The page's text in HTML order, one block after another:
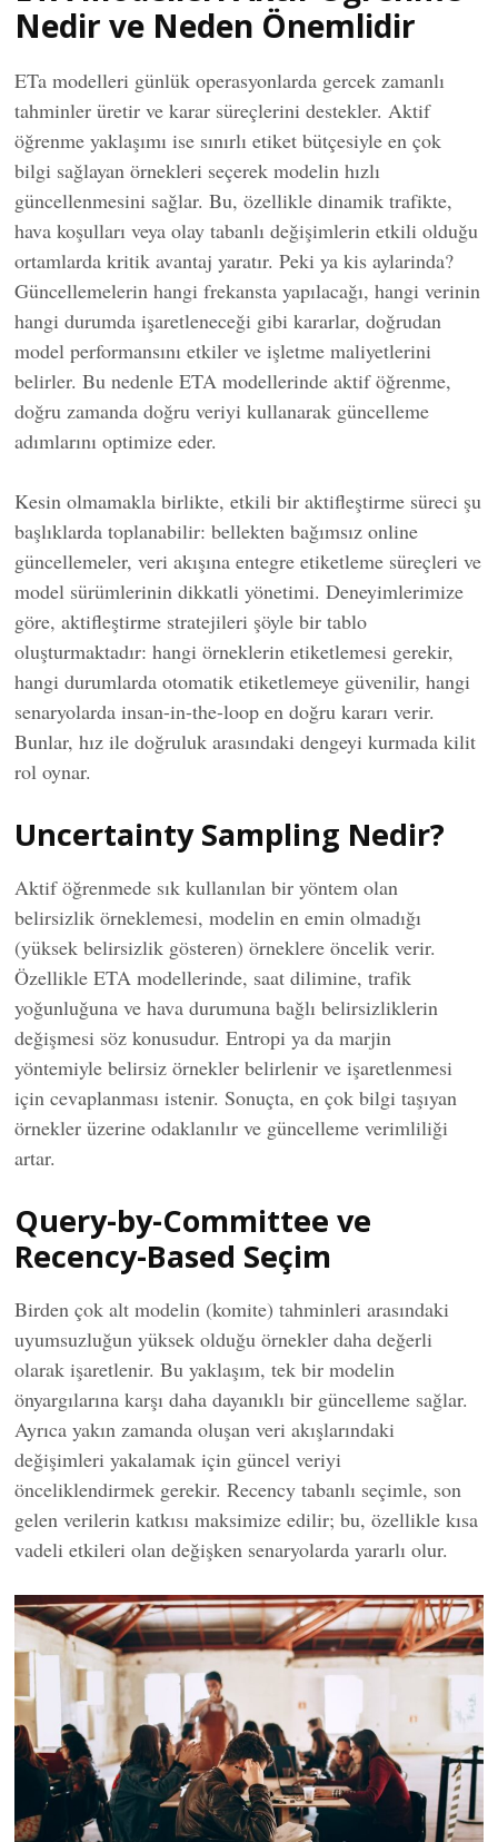
Nedir ve Neden Önemlidir
ETa modelleri günlük operasyonlarda gercek zamanlı
tahminler üretir ve karar süreçlerini destekler. Aktif
öğrenme yaklaşımı ise sınırlı etiket bütçesiyle en çok
bilgi sağlayan örnekleri seçerek modelin hızlı
güncellenmesini sağlar. Bu, özellikle dinamik trafikte,
hava koşulları veya olay tabanlı değişimlerin etkili olduğu
ortamlarda kritik avantaj yaratır. Peki ya kis aylarinda?
Güncellemelerin hangi frekansta yapılacağı, hangi verinin
hangi durumda işaretleneceği gibi kararlar, doğrudan
model performansını etkiler ve işletme maliyetlerini
belirler. Bu nedenle ETA modellerinde aktif öğrenme,
doğru zamanda doğru veriyi kullanarak güncelleme
adımlarını optimize eder.
Kesin olmamakla birlikte, etkili bir aktifleştirme süreci şu
başlıklarda toplanabilir: bellekten bağımsız online
güncellemeler, veri akışına entegre etiketleme süreçleri ve
model sürümlerinin dikkatli yönetimi. Deneyimlerimize
göre, aktifleştirme stratejileri şöyle bir tablo
oluşturmaktadır: hangi örneklerin etiketlemesi gerekir,
hangi durumlarda otomatik etiketlemeye güvenilir, hangi
senaryolarda insan-in-the-loop en doğru kararı verir.
Bunlar, hız ile doğruluk arasındaki dengeyi kurmada kilit
rol oynar.
Uncertainty Sampling Nedir?
Aktif öğrenmede sık kullanılan bir yöntem olan
belirsizlik örneklemesi, modelin en emin olmadığı
(yüksek belirsizlik gösteren) örneklere öncelik verir.
Özellikle ETA modellerinde, saat dilimine, trafik
yoğunluğuna ve hava durumuna bağlı belirsizliklerin
değişmesi söz konusudur. Entropi ya da marjin
yöntemiyle belirsiz örnekler belirlenir ve işaretlenmesi
için cevaplanması istenir. Sonuçta, en çok bilgi taşıyan
örnekler üzerine odaklanılır ve güncelleme verimliliği
artar.
Query-by-Committee ve
Recency-Based Seçim
Birden çok alt modelin (komite) tahminleri arasındaki
uyumsuzluğun yüksek olduğu örnekler daha değerli
olarak işaretlenir. Bu yaklaşım, tek bir modelin
önyargılarına karşı daha dayanıklı bir güncelleme sağlar.
Ayrıca yakın zamanda oluşan veri akışlarındaki
değişimleri yakalamak için güncel veriyi
önceliklendirmek gerekir. Recency tabanlı seçimle, son
gelen verilerin katkısı maksimize edilir; bu, özellikle kısa
vadeli etkileri olan değişken senaryolarda yararlı olur.